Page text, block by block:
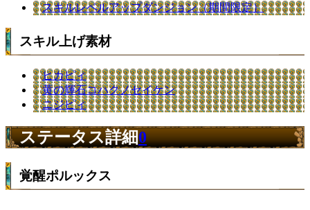
スキルレベルアップダンジョン（期間限定）
スキル上げ素材
ヒカピィ
黄の輝石コハクノセイケン
ニジピィ
ステータス詳細0
覚醒ポルックス